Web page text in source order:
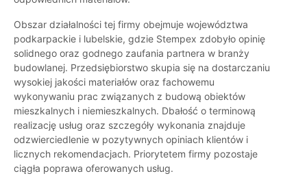
Obszar działalności tej firmy obejmuje województwa
podkarpackie i lubelskie, gdzie Stempex zdobyło opinię
solidnego oraz godnego zaufania partnera w branży
budowlanej. Przedsiębiorstwo skupia się na dostarczaniu
wysokiej jakości materiałów oraz fachowemu
wykonywaniu prac związanych z budową obiektów
mieszkalnych i niemieszkalnych. Dbałość o terminową
realizację usług oraz szczegóły wykonania znajduje
odzwierciedlenie w pozytywnych opiniach klientów i
licznych rekomendacjach. Priorytetem firmy pozostaje
ciągła poprawa oferowanych usług.